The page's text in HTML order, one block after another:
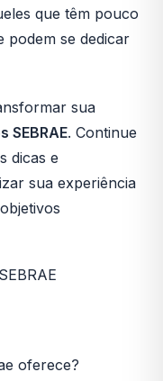
que têm pouco
podem se dedicar
sua
SEBRAE. Continue
dicas e
sua experiência
oferece?